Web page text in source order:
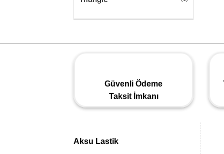
Güvenli Ödeme
Taksit İmkanı
Aksu Lastik